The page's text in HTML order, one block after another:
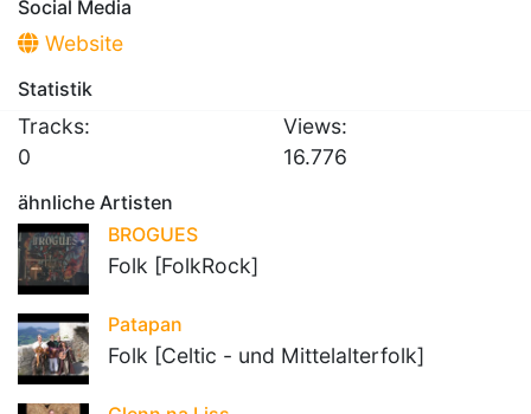
Social Media
Website
Statistik
Tracks:
0
Views:
16.776
ähnliche Artisten
BROGUES
Folk [FolkRock]
Patapan
Folk [Celtic - und Mittelalterfolk]